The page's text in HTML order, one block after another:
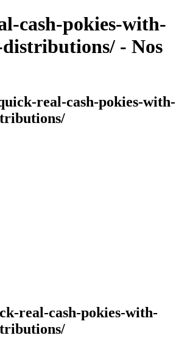
cash-pokies-with-
- Nos
real-cash-pokies-with-
real-cash-pokies-with-